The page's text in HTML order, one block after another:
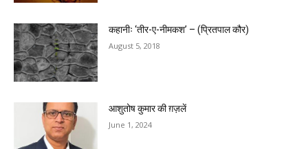
कहानीः ‘तीर-ए-नीमकश’ – (प्रितपाल कौर)
August 5, 2018
आशुतोष कुमार की ग़ज़लें
June 1, 2024